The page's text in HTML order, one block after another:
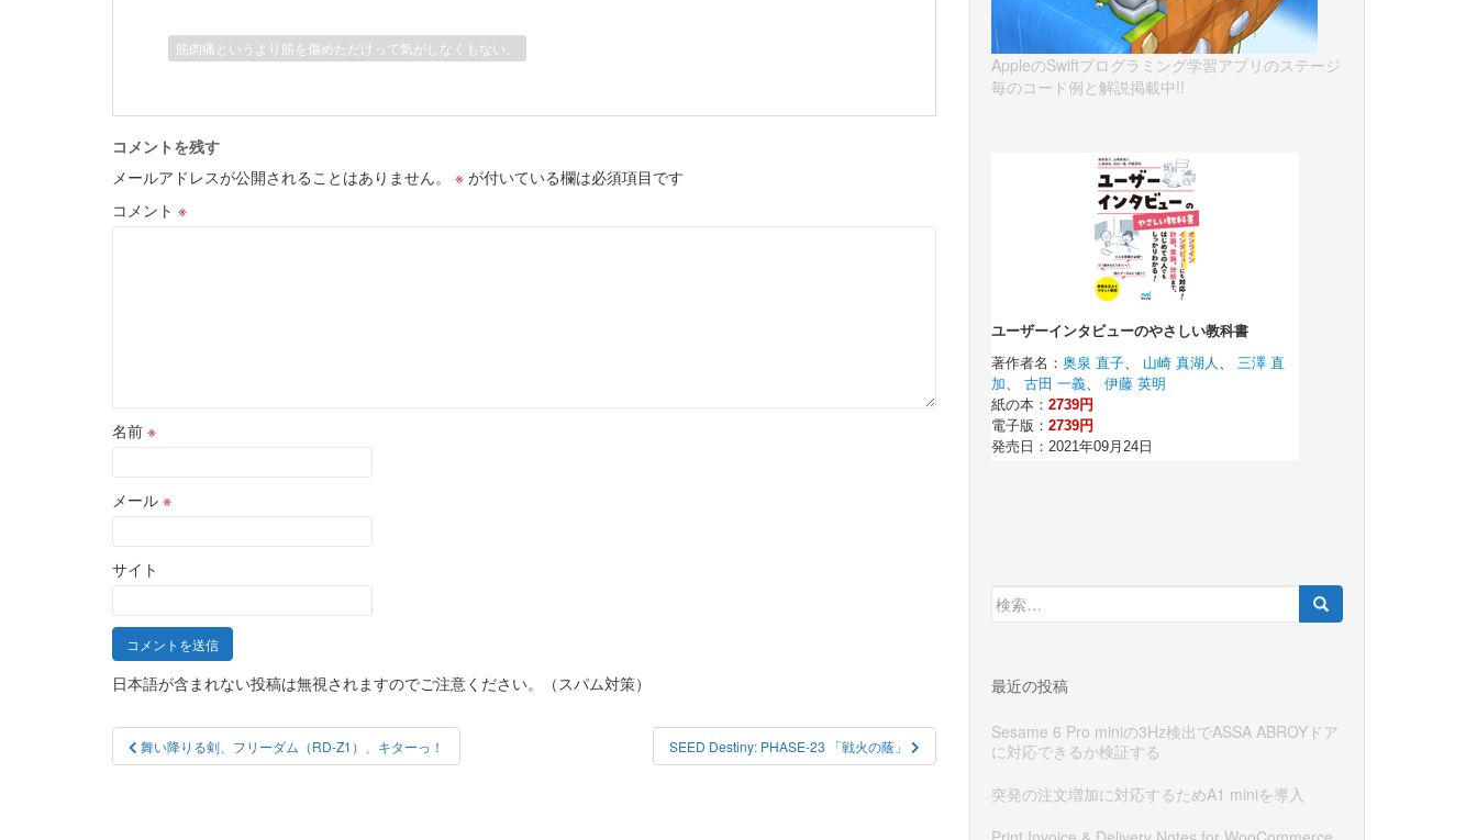
筋肉痛というより筋を傷めただけって気がしなくもない、
コメントを残す
メールアドレスが公開されることはありません。
※ が付いている欄は必須項目です
コメント ※
名前 ※
メール ※
サイト
日本語が含まれない投稿は無視されますのでご注意ください。（スパム対策）
投
稿
舞い降りる剣、フリーダム（RD-Z1）、キターっ！ SEED Destiny: PHASE-23 「戦火の蔭」
AppleのSwiftプログラミング学習アプリのステージ
毎のコード例と解説掲載中!!
検
索:
最近の投稿
Sesame 6 Pro miniの3Hz検出でASSA ABROYドア
に対応できるか検証する
突発の注文増加に対応するためA1 miniを導入